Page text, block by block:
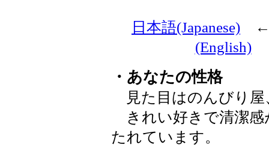
日本語(Japanese)
(English)
・あなたの性格
見た目はのんびり屋
きれい好きで清潔感
たれています。